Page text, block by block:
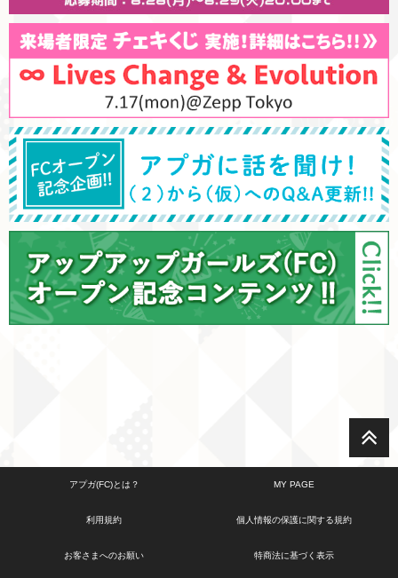
アプガ(FC)とは？ MY PAGE
利用規約 個人情報の保護に関する規約
お客さまへのお願い 特商法に基づく表示